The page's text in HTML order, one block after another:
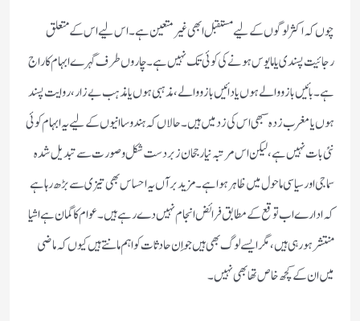
چوں کہ اکثر لوگوں کے لیے مستقبل ابھی غیر متعین ہے۔اس لیے اس کے متعلق
رجائیت پسندی یا مایوس ہونے کی کوئی تک نہیں ہے ۔چاروں طرف گہرے ابہام کا راج
ہے۔بائیں بازو والے ہوں یا دائیں بازووالے ،مذہبی ہوں یا مذہب بے زار ،روایت پسند
ہوں یا مغرب زدہ سبھی اس کی زد میں ہیں ۔ حالاں کہ ہندوساانیوں کے لیے یہ ابہام کوئی
نئی بات نہیں ہے ،لیکن اس مرتبہ نیا رجحان زبردست شکل وصورت سے تبدیل شدہ
سماجی اور سیاسی ماحول میں ظاہر ہواہے۔مزید برآں یہ احساس بھی تیز ی سے بڑھ رہاہے
کہ ادارے اب توقع کے مطابق فرائض انجام نہیں دے رہے ہیں ۔عوام کا گمان ہے اشیا
منتشر ہورہی ہیں ،مگر ایسے لوگ بھی ہیں جو اِن حادثات کو اہم مانتے ہیں کیوں کہ ماضی
میں ان کے کچھ خاص تھا بھی نہیں۔